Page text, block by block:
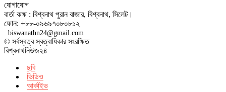
যোগাযোগ
বার্তা কক্ষ : বিশ্বনাথ পুরান বাজার, বিশ্বনাথ, সিলেট।
ফোন: +৮৮-০৯৬৯৭০৮০৮১২
biswanathn24@gmail.com
© সর্বস্বত্ব স্বত্বাধিকার সংরক্ষিত
বিশ্বনাথনিউজ২৪
ছবি
ভিডিও
আর্কাইভ